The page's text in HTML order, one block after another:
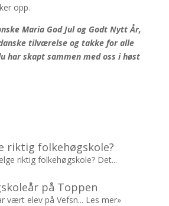
opp.
Maria God Jul og Godt Nytt År,
tilværelse og takke for alle
har skapt sammen med oss i høst
riktig folkehøgskole?
riktig folkehøgskole? Det...
på Toppen
vært elev på Vefsn... Les mer»